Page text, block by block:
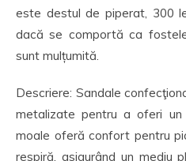
este destul de piperat, 300
dacă se comportă ca
sunt mulțumită.
Descriere: Sandale
metalizate pentru a oferi un
moale oferă confort pentru
respiră, asigurând un mediu